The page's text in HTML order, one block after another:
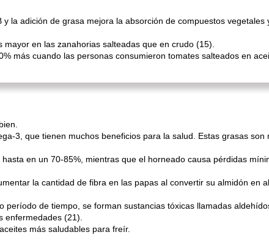
la adición de grasa mejora la absorción de compuestos vegetales
en las zanahorias salteadas que en crudo (15).
más cuando las personas consumieron tomates salteados en
3, que tienen muchos beneficios para la salud. Estas grasas son
en un 70-85%, mientras que el horneado causa pérdidas
la cantidad de fibra en las papas al convertir su almidón en
de tiempo, se forman sustancias tóxicas llamadas
enfermedades (21).
más saludables para freír.